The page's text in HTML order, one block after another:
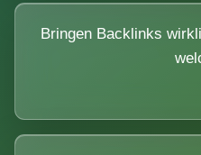
Bringen Backlinks